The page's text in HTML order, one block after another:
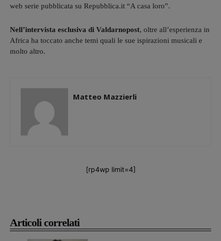
Articoli correlati
web serie pubblicata su Repubblica.it “A casa loro”.
Nell’intervista esclusiva di Valdarnopost, oltre all’esperienza in
Africa ha toccato anche temi quali le sue ispirazioni musicali e
molto altro.
Matteo Mazzierli
[rp4wp limit=4]